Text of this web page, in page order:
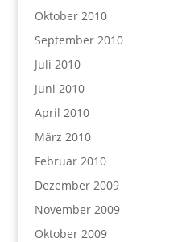
Oktober 2010
September 2010
Juli 2010
Juni 2010
April 2010
März 2010
Februar 2010
Dezember 2009
November 2009
Oktober 2009